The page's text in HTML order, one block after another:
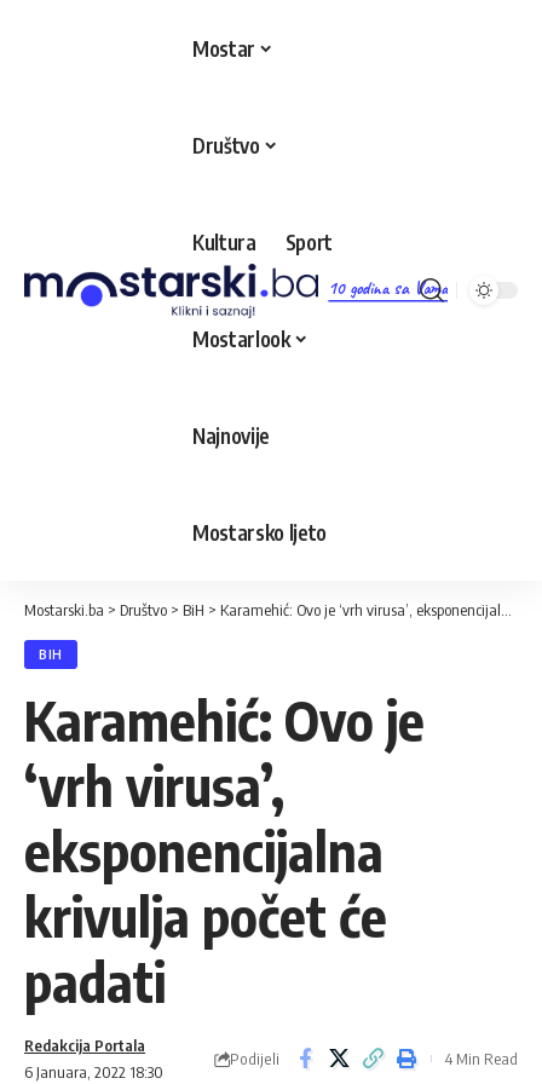
10 godina sa Vama
Mostar
Društvo
Kultura Sport
Mostarlook
Najnovije
Mostarsko ljeto
Mostarski.ba > Društvo > BiH > Karamehić: Ovo je ‘vrh virusa’, eksponencijalna krivulja počet će padati
BIH
Karamehić: Ovo je
‘vrh virusa’,
eksponencijalna
krivulja počet će
padati
6 Januara, 2022 18:30
Redakcija Portala
Podijeli 4 Min Read